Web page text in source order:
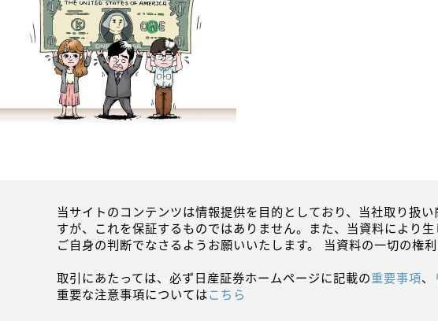
当サイトのコンテンツは情報提供を目的としており、当社取り扱
すが、これを保証するものではありません。また、当資料により
ご自身の判断でなさるようお願いいたします。 当資料の一切の権
取引にあたっては、必ず日産証券ホームページに記載の重要事項、
重要な注意事項についてはこちら